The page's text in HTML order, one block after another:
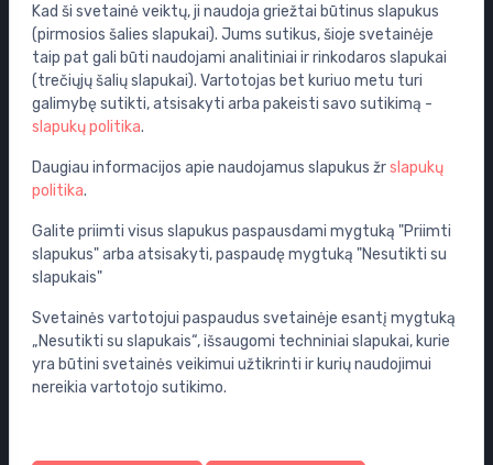
Išpardavimas
Vandens maišytuvai
WC puodai
Vonios
Vonios aksesuarai
Potinkinės sistemos
Sifonai
Grindų nuotekų šalinimo sistemos
Vožtuvai
Siurbliai
Kad ši svetainė veiktų, ji naudoja griežtai būtinus slapukus
(pirmosios šalies slapukai). Jums sutikus, šioje svetainėje
taip pat gali būti naudojami analitiniai ir rinkodaros slapukai
(trečiųjų šalių slapukai). Vartotojas bet kuriuo metu turi
galimybę sutikti, atsisakyti arba pakeisti savo sutikimą -
slapukų politika.
Daugiau informacijos apie naudojamus slapukus žrslapukų
politika.
Galite priimti visus slapukus paspausdami mygtuką "Priimti
slapukus" arba atsisakyti, paspaudę mygtuką "Nesutikti su
slapukais"
Svetainės vartotojui paspaudus svetainėje esantį mygtuką
„Nesutikti su slapukais“, išsaugomi techniniai slapukai, kurie
yra būtini svetainės veikimui užtikrinti ir kurių naudojimui
nereikia vartotojo sutikimo.